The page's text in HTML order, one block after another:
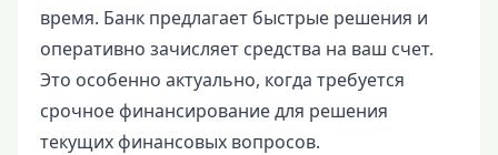
время. Банк предлагает быстрые решения и
оперативно зачисляет средства на ваш счет.
Это особенно актуально, когда требуется
срочное финансирование для решения
текущих финансовых вопросов.